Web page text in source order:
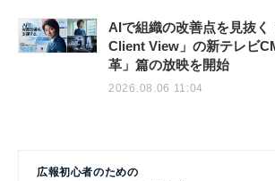
AIで組織の改善点を見抜く
Client View」の新テレビ
革」篇の放映を開始
2026.08.06 11:04
広報初心者のための